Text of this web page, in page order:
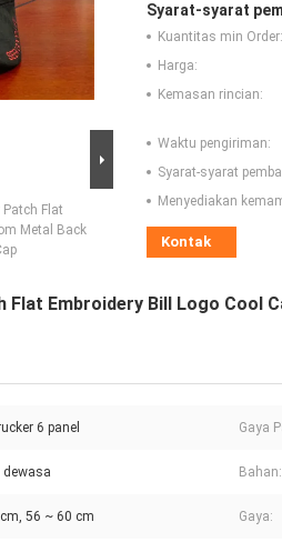
Flat
Metal Back
Syarat-syarat
Kuantitas min Order:
Harga:
Kemasan rincian:
Waktu pengiriman:
Syarat-syarat
Menyediakan
Kontak
Flat Embroidery Bill Logo Cool
6 panel Gaya
dewasa Bahan:
56 ~ 60 cm Gaya: